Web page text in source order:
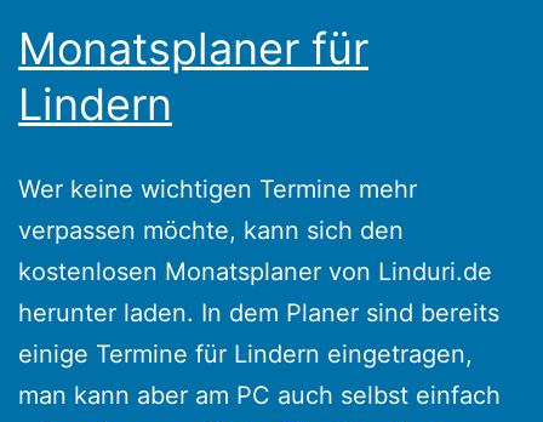
Monatsplaner für
Lindern
Wer keine wichtigen Termine mehr
verpassen möchte, kann sich den
kostenlosen Monatsplaner von Linduri.de
herunter laden. In dem Planer sind bereits
einige Termine für Lindern eingetragen,
man kann aber am PC auch selbst einfach